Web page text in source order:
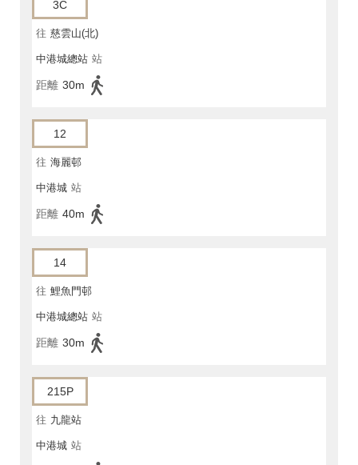
3C
往 慈雲山(北)
中港城總站 站
距離 30m
12
往 海麗邨
中港城 站
距離 40m
14
往 鯉魚門邨
中港城總站 站
距離 30m
215P
往 九龍站
中港城 站